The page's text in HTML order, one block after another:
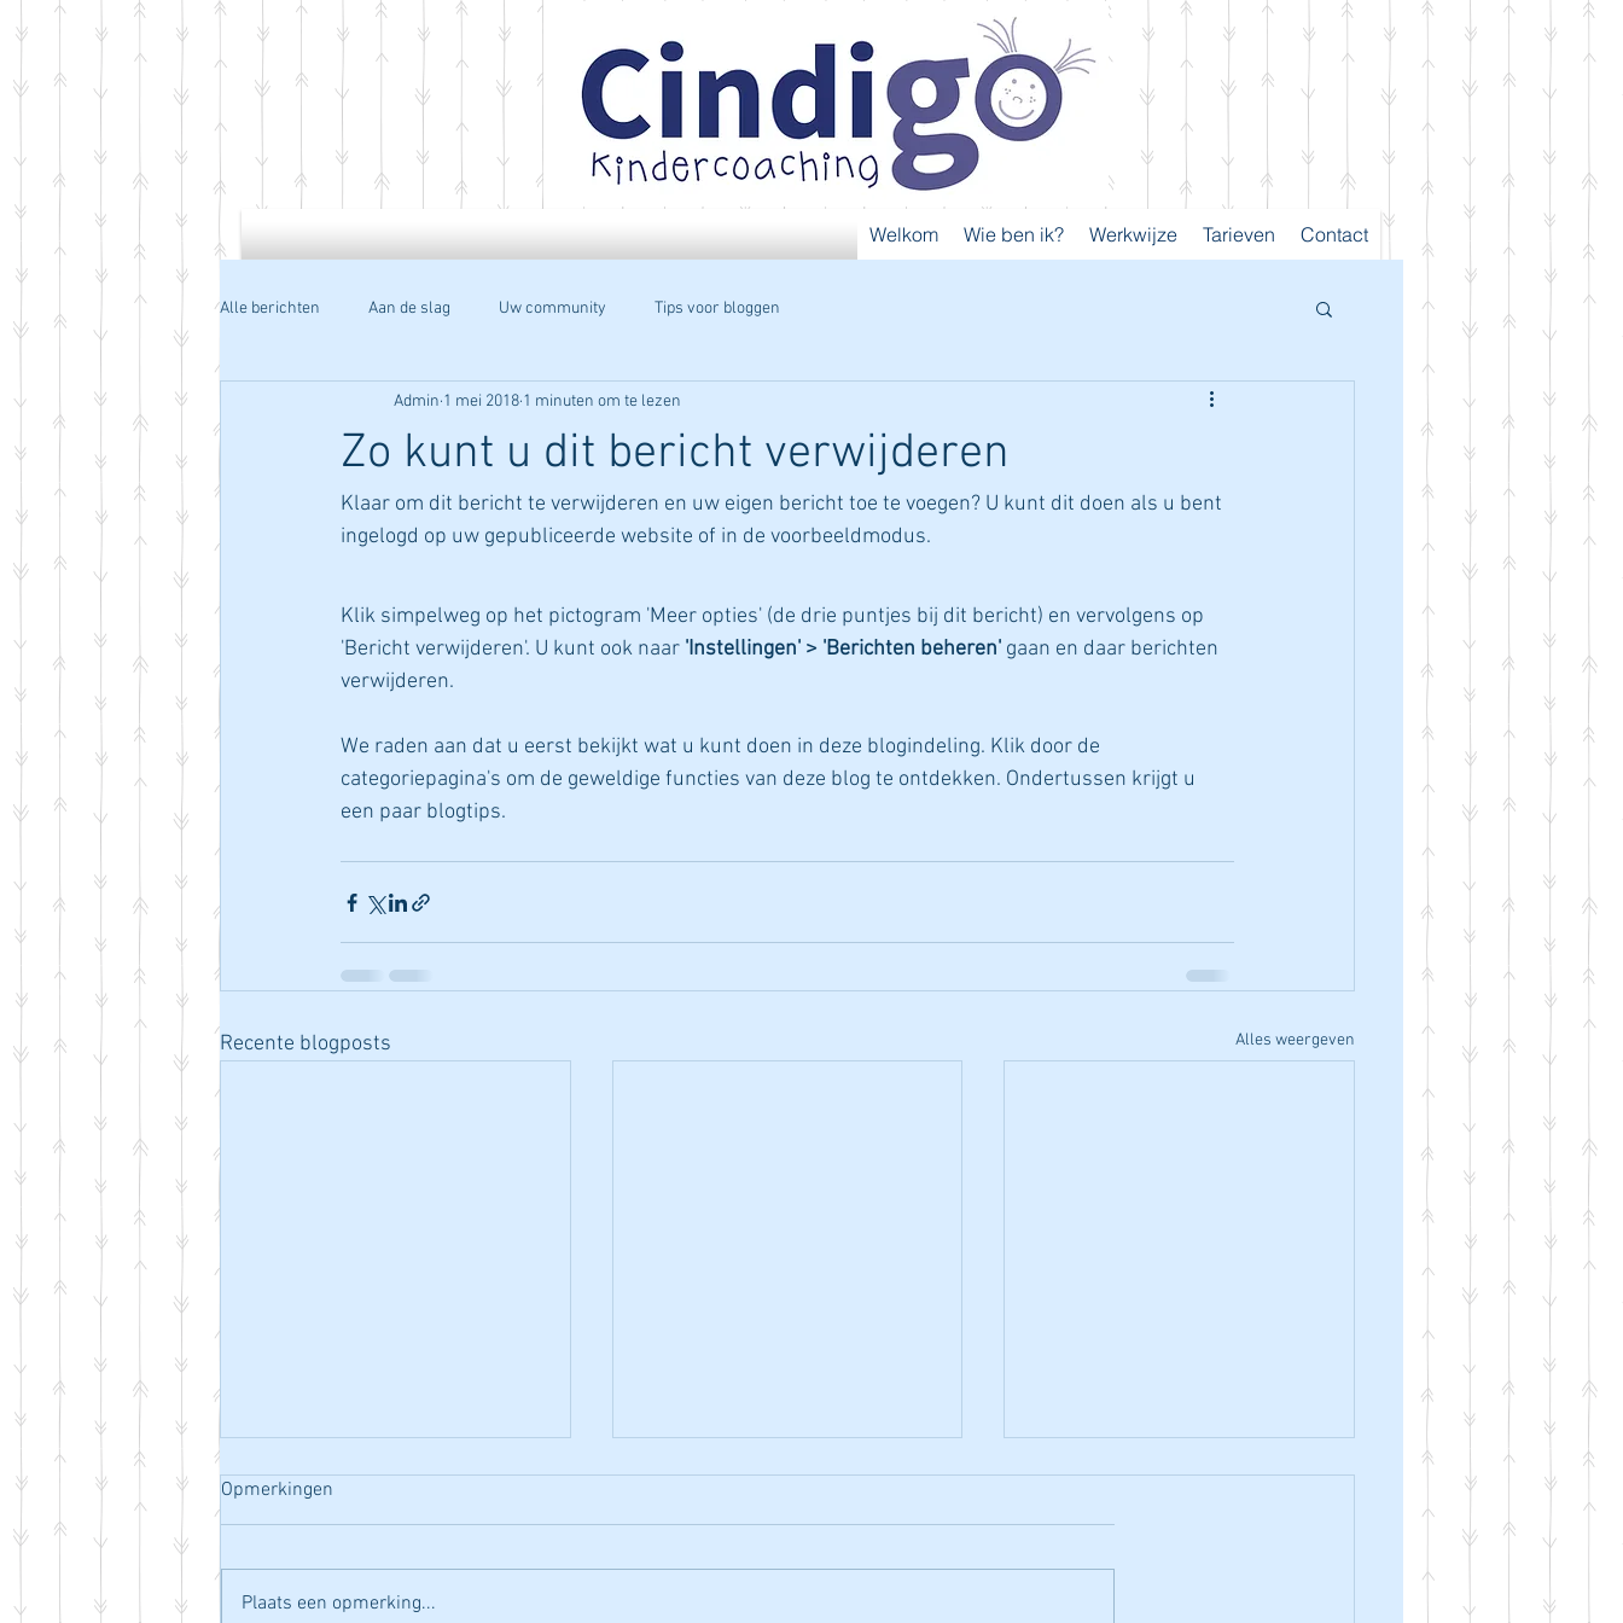
Welkom Wie ben ik? Werkwijze Tarieven Contact
Alle berichten Aan de slag Uw community Tips voor bloggen
Zo kunt u dit bericht verwijderen
Admin 1 mei 2018 1 minuten om te lezen
Klaar om dit bericht te verwijderen en uw eigen bericht toe te voegen? U kunt dit doen als u bent
ingelogd op uw gepubliceerde website of in de voorbeeldmodus.
Klik simpelweg op het pictogram 'Meer opties' (de drie puntjes bij dit bericht) en vervolgens op
'Bericht verwijderen'. U kunt ook naar 'Instellingen' > 'Berichten beheren' gaan en daar berichten
verwijderen.
We raden aan dat u eerst bekijkt wat u kunt doen in deze blogindeling. Klik door de
categoriepagina's om de geweldige functies van deze blog te ontdekken. Ondertussen krijgt u
een paar blogtips.
Recente blogposts Alles weergeven
Blog ook onderweg
Opmerkingen
Plaats een opmerking...